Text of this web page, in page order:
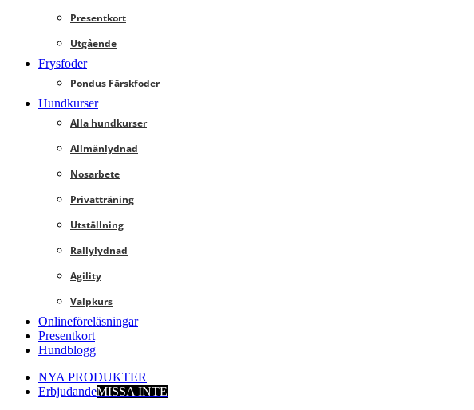
Presentkort
Utgående
Frysfoder
Pondus Färskfoder
Hundkurser
Alla hundkurser
Allmänlydnad
Nosarbete
Privatträning
Utställning
Rallylydnad
Agility
Valpkurs
Onlineföreläsningar
Presentkort
Hundblogg
NYA PRODUKTER
ErbjudandeMISSA INTE